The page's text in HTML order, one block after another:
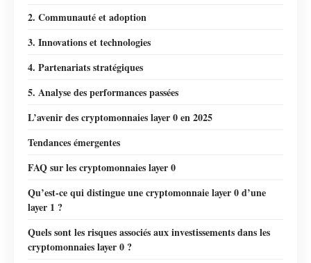
2. Communauté et adoption
3. Innovations et technologies
4. Partenariats stratégiques
5. Analyse des performances passées
L’avenir des cryptomonnaies layer 0 en 2025
Tendances émergentes
FAQ sur les cryptomonnaies layer 0
Qu’est-ce qui distingue une cryptomonnaie layer 0 d’une
layer 1 ?
Quels sont les risques associés aux investissements dans les
cryptomonnaies layer 0 ?